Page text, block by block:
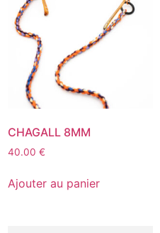
CHAGALL 8MM
40.00 €
Ajouter au panier